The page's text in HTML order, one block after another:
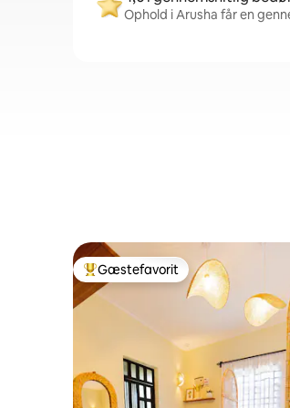
Ophold i Arusha får en
Bedste gæstefavorit
Gæstefavorit